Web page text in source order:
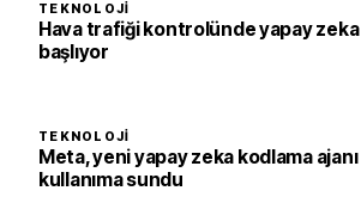
TEKNOLOJI
Hava trafiği kontrolünde yapay
başlıyor
TEKNOLOJI
Meta, yeni yapay zeka kodlama
kullanıma sundu